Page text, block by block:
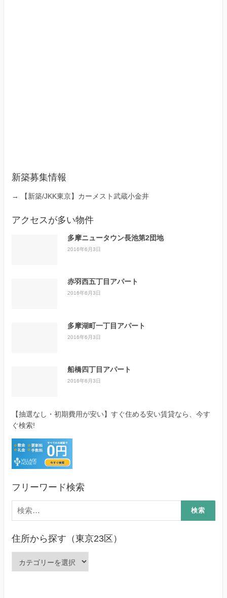
新築募集情報
→ 【新築/JKK東京】カーメスト武蔵小金井
アクセスが多い物件
多摩ニュータウン長池第2団地
2016年6月3日
赤羽西五丁目アパート
2016年6月3日
多摩湖町一丁目アパート
2016年6月3日
船橋四丁目アパート
2016年6月3日
【抽選なし・初期費用が安い】すぐ住める安い賃貸なら、今す
ぐ検索!
フリーワード検索
検
索:
住所から探す（東京23区）